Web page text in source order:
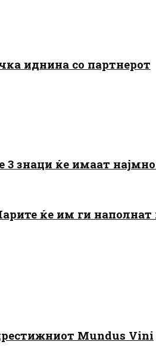
иднина со партнерот
знаци ќе имаат
ќе им ги
Mundus Vini